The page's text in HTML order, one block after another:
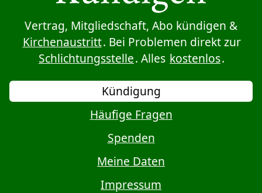
Vertrag, Mitgliedschaft, Abo kündigen &
Kirchenaustritt. Bei Problemen direkt zur
Schlichtungsstelle. Alles kostenlos.
Kündigung
Häufige Fragen
Spenden
Meine Daten
Impressum